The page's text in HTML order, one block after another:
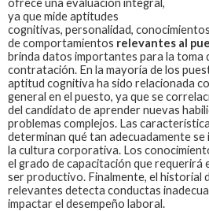
ya que mide aptitudes
cognitivas, personalidad,
de comportamientos relevantes al
brinda datos importantes para la toma
contratación. En la mayoría de los
aptitud cognitiva ha sido relacionada
general en el puesto, ya que se
del candidato de aprender nuevas
problemas complejos. Las
determinan qué tan adecuadamente
la cultura corporativa. Los
el grado de capacitación que requerirá
ser productivo. Finalmente, el historial
relevantes detecta conductas
impactar el desempeño laboral.